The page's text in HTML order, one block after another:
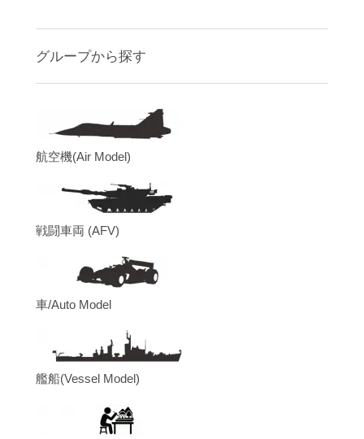
グループから探す
航空機(Air Model)
戦闘車両 (AFV)
車/Auto Model
艦船(Vessel Model)